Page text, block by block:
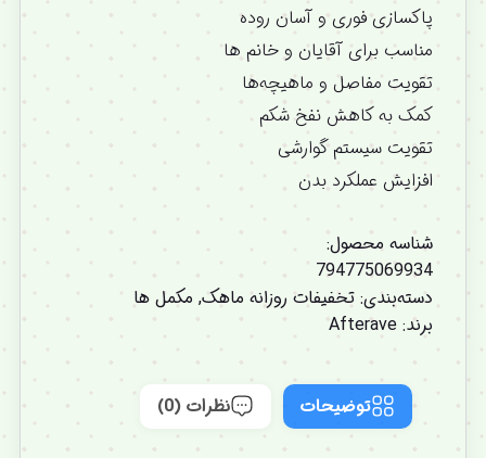
پاکسازی فوری و آسان روده
مناسب برای آقایان و خانم ها
تقویت مفاصل و ماهیچه‌ها
کمک به کاهش نفخ شکم
تقویت سیستم گوارشی
افزایش عملکرد بدن
شناسه محصول:
794775069934
دسته‌بندی: تخفیفات روزانه ماهک, مکمل ها
برند: Afterave
توضیحات نظرات (0)